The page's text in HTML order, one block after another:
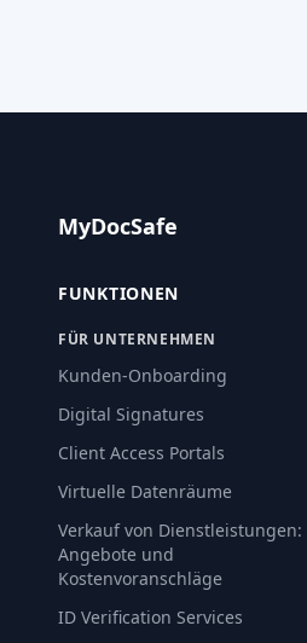
MyDocSafe
FUNKTIONEN
FÜR UNTERNEHMEN
Kunden-Onboarding
Digital Signatures
Client Access Portals
Virtuelle Datenräume
Verkauf von Dienstleistungen:
Angebote und
Kostenvoranschläge
ID Verification Services